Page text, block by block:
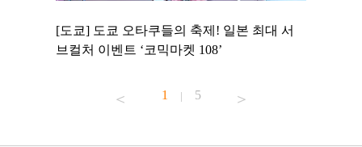
[도쿄] 도쿄 오타쿠들의 축제! 일본 최대 서
브컬처 이벤트 ‘코믹마켓 108’
1 | 5